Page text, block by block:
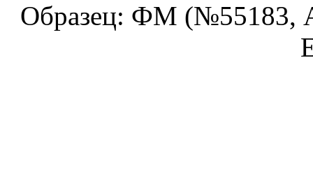
Образец: ФМ (№55183,